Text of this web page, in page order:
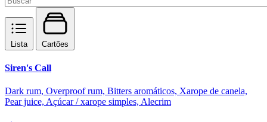
Lista Cartões
Siren's Call
Dark rum, Overproof rum, Bitters aromáticos, Xarope de canela,
Pear juice, Açúcar / xarope simples, Alecrim